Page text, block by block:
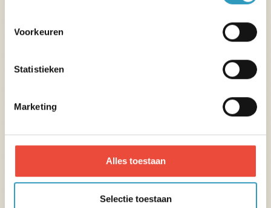
Voorkeuren
Statistieken
Marketing
Alles toestaan
Selectie toestaan
PARIS CEDEX 09 en is ingeschreven bij de ORIAS
). FLOA
weigeren; u heeft een wettelijke bedenktijd van 14
dagen. Voor meer informatie,
. Wij vestigen
bestelling van goederen en/of diensten te betalen
met deze betaaloplossingen, uw persoonlijke
gegevens worden doorgegeven aan FLOA met het